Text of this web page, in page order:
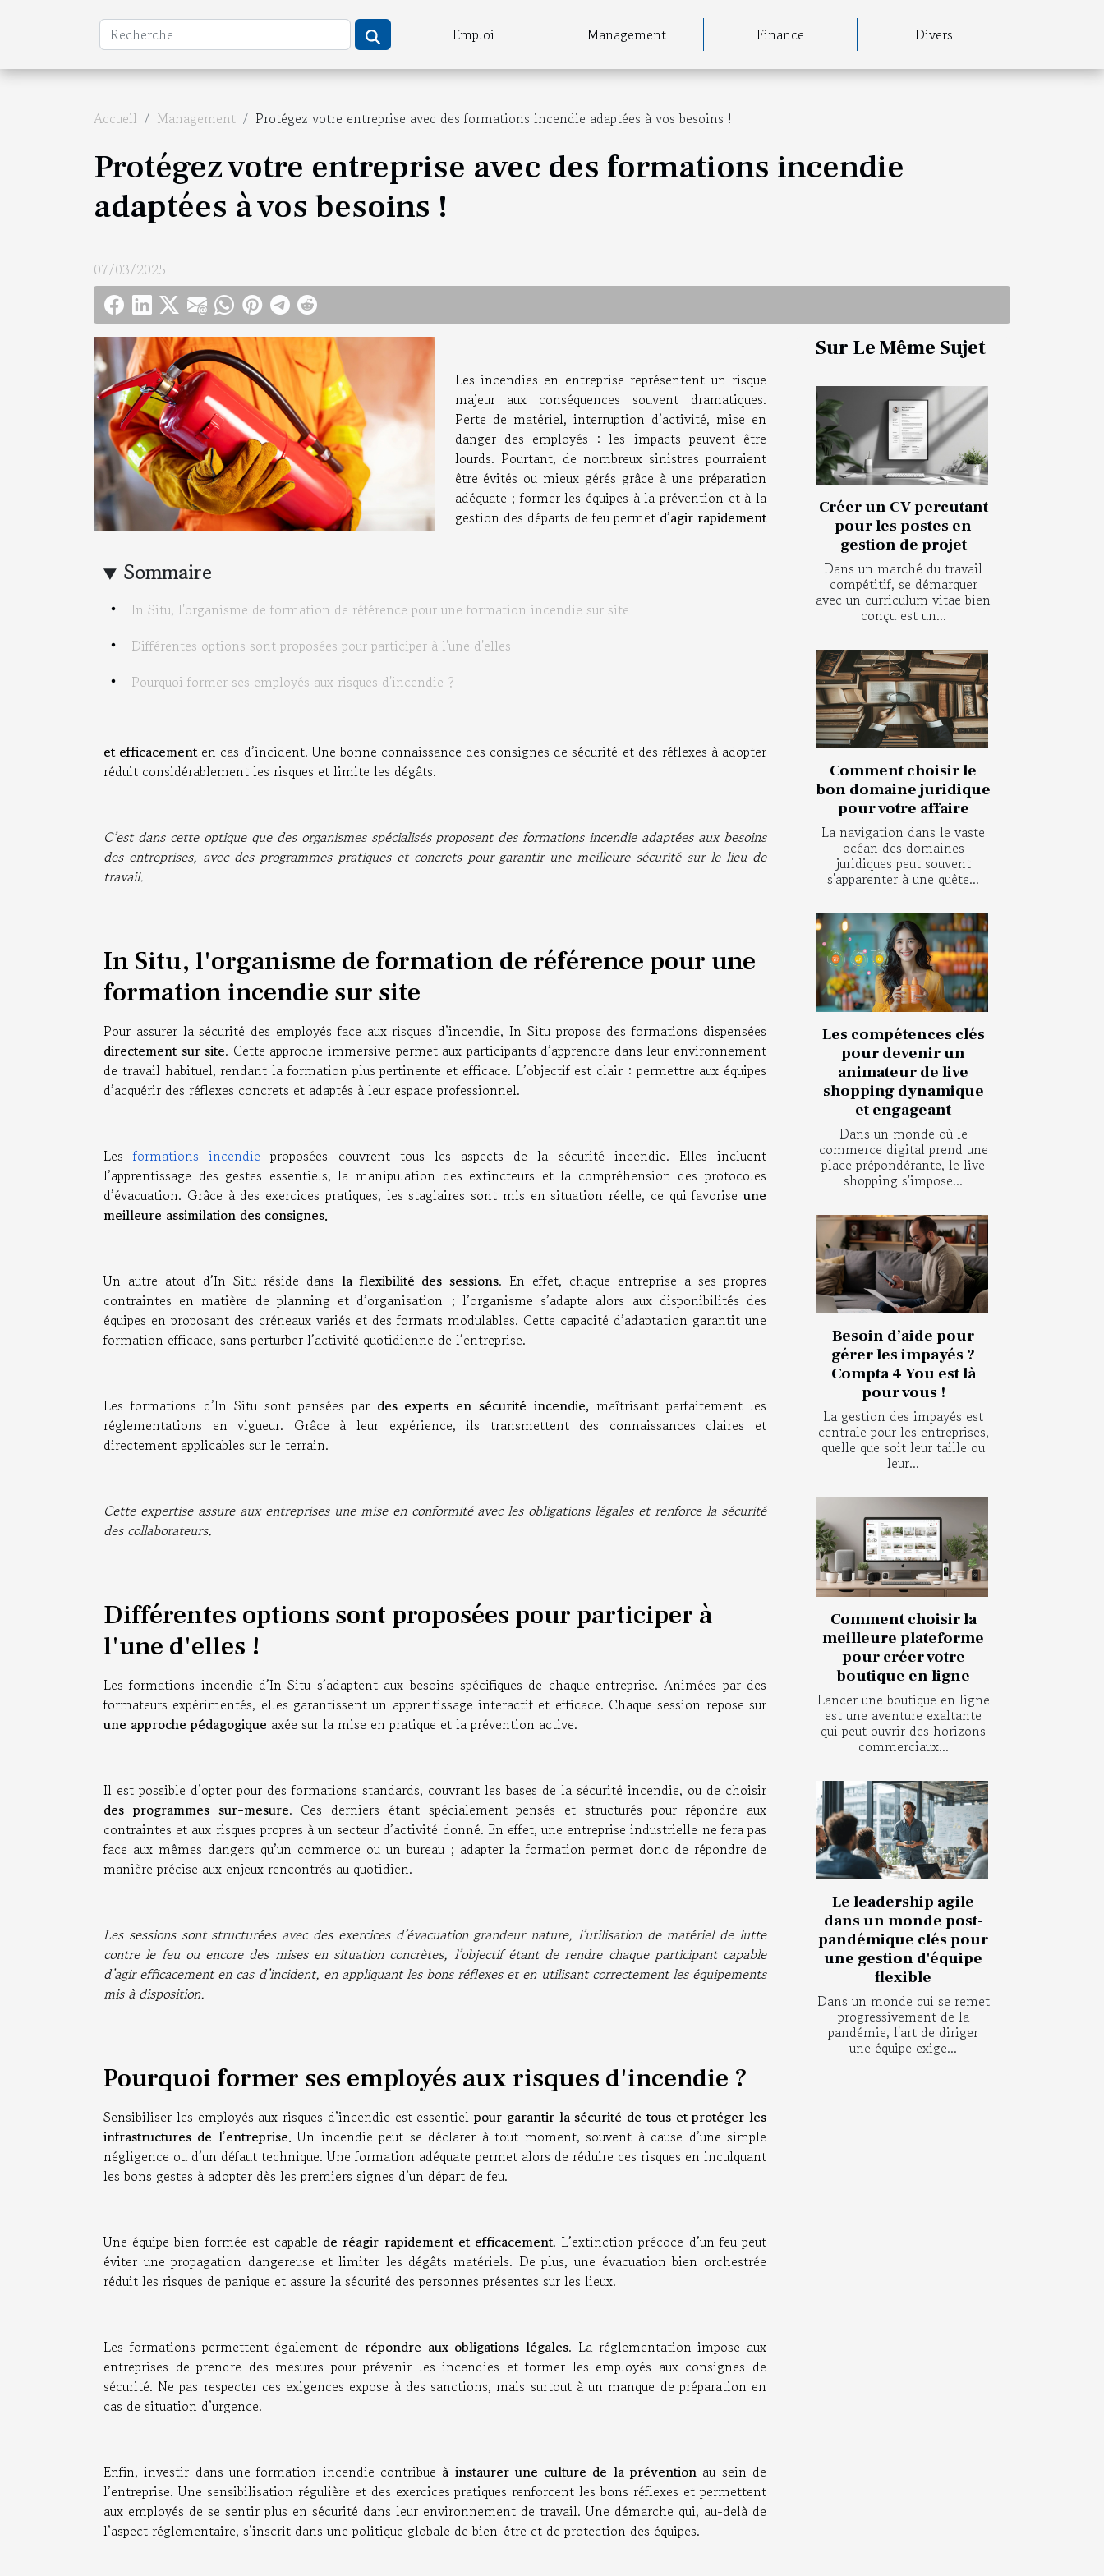
Emploi Management Finance Divers
Accueil Management Protégez votre entreprise avec des formations incendie adaptées à vos besoins !
Protégez votre entreprise avec des formations incendie
adaptées à vos besoins !
07/03/2025
Sommaire
In Situ, l'organisme de formation de référence pour une formation incendie sur site
Différentes options sont proposées pour participer à l'une d'elles !
Pourquoi former ses employés aux risques d'incendie ?
Les incendies en entreprise représentent un risque
majeur aux conséquences souvent dramatiques.
Perte de matériel, interruption d’activité, mise en
danger des employés : les impacts peuvent être
lourds. Pourtant, de nombreux sinistres pourraient
être évités ou mieux gérés grâce à une préparation
adéquate ; former les équipes à la prévention et à la
gestion des départs de feu permet d’agir rapidement
et efficacement en cas d’incident. Une bonne connaissance des consignes de sécurité et des réflexes à adopter
réduit considérablement les risques et limite les dégâts.
C’est dans cette optique que des organismes spécialisés proposent des formations incendie adaptées aux besoins
des entreprises, avec des programmes pratiques et concrets pour garantir une meilleure sécurité sur le lieu de
travail.
In Situ, l'organisme de formation de référence pour une
formation incendie sur site
Pour assurer la sécurité des employés face aux risques d’incendie, In Situ propose des formations dispensées
directement sur site. Cette approche immersive permet aux participants d’apprendre dans leur environnement
de travail habituel, rendant la formation plus pertinente et efficace. L’objectif est clair : permettre aux équipes
d’acquérir des réflexes concrets et adaptés à leur espace professionnel.
Lesformations incendie proposées couvrent tous les aspects de la sécurité incendie. Elles incluent
l’apprentissage des gestes essentiels, la manipulation des extincteurs et la compréhension des protocoles
d’évacuation. Grâce à des exercices pratiques, les stagiaires sont mis en situation réelle, ce qui favorise une
meilleure assimilation des consignes.
Un autre atout d’In Situ réside dans la flexibilité des sessions. En effet, chaque entreprise a ses propres
contraintes en matière de planning et d’organisation ; l’organisme s’adapte alors aux disponibilités des
équipes en proposant des créneaux variés et des formats modulables. Cette capacité d’adaptation garantit une
formation efficace, sans perturber l’activité quotidienne de l’entreprise.
Les formations d’In Situ sont pensées par des experts en sécurité incendie, maîtrisant parfaitement les
réglementations en vigueur. Grâce à leur expérience, ils transmettent des connaissances claires et
directement applicables sur le terrain.
Cette expertise assure aux entreprises une mise en conformité avec les obligations légales et renforce la sécurité
des collaborateurs.
Différentes options sont proposées pour participer à
l'une d'elles !
Les formations incendie d’In Situ s’adaptent aux besoins spécifiques de chaque entreprise. Animées par des
formateurs expérimentés, elles garantissent un apprentissage interactif et efficace. Chaque session repose sur
une approche pédagogique axée sur la mise en pratique et la prévention active.
Il est possible d’opter pour des formations standards, couvrant les bases de la sécurité incendie, ou de choisir
des programmes sur-mesure. Ces derniers étant spécialement pensés et structurés pour répondre aux
contraintes et aux risques propres à un secteur d’activité donné. En effet, une entreprise industrielle ne fera pas
face aux mêmes dangers qu’un commerce ou un bureau ; adapter la formation permet donc de répondre de
manière précise aux enjeux rencontrés au quotidien.
Les sessions sont structurées avec des exercices d’évacuation grandeur nature, l’utilisation de matériel de lutte
contre le feu ou encore des mises en situation concrètes, l’objectif étant de rendre chaque participant capable
d’agir efficacement en cas d’incident, en appliquant les bons réflexes et en utilisant correctement les équipements
mis à disposition.
Pourquoi former ses employés aux risques d'incendie ?
Sensibiliser les employés aux risques d’incendie est essentiel pour garantir la sécurité de tous et protéger les
infrastructures de l’entreprise.Un incendie peut se déclarer à tout moment, souvent à cause d’une simple
négligence ou d’un défaut technique. Une formation adéquate permet alors de réduire ces risques en inculquant
les bons gestes à adopter dès les premiers signes d’un départ de feu.
Une équipe bien formée est capable de réagir rapidement et efficacement. L’extinction précoce d’un feu peut
éviter une propagation dangereuse et limiter les dégâts matériels. De plus, une évacuation bien orchestrée
réduit les risques de panique et assure la sécurité des personnes présentes sur les lieux.
Les formations permettent également de répondre aux obligations légales. La réglementation impose aux
entreprises de prendre des mesures pour prévenir les incendies et former les employés aux consignes de
sécurité. Ne pas respecter ces exigences expose à des sanctions, mais surtout à un manque de préparation en
cas de situation d’urgence.
Enfin, investir dans une formation incendie contribue à instaurer une culture de la prévention au sein de
l’entreprise. Une sensibilisation régulière et des exercices pratiques renforcent les bons réflexes et permettent
aux employés de se sentir plus en sécurité dans leur environnement de travail. Une démarche qui, au-delà de
l’aspect réglementaire, s’inscrit dans une politique globale de bien-être et de protection des équipes.
Sur Le Même Sujet
Créer un CV percutant
pour les postes en
gestion de projet
Dans un marché du travail
compétitif, se démarquer
avec un curriculum vitae bien
conçu est un...
Comment choisir le
bon domaine juridique
pour votre affaire
La navigation dans le vaste
océan des domaines
juridiques peut souvent
s'apparenter à une quête...
Les compétences clés
pour devenir un
animateur de live
shopping dynamique
et engageant
Dans un monde où le
commerce digital prend une
place prépondérante, le live
shopping s'impose...
Besoin d’aide pour
gérer les impayés ?
Compta 4 You est là
pour vous !
La gestion des impayés est
centrale pour les entreprises,
quelle que soit leur taille ou
leur...
Comment choisir la
meilleure plateforme
pour créer votre
boutique en ligne
Lancer une boutique en ligne
est une aventure exaltante
qui peut ouvrir des horizons
commerciaux...
Le leadership agile
dans un monde post-
pandémique clés pour
une gestion d'équipe
flexible
Dans un monde qui se remet
progressivement de la
pandémie, l'art de diriger
une équipe exige...